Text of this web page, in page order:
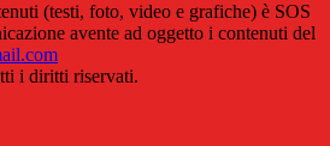
(testi, foto, video e grafiche) è SOS
avente ad oggetto i contenuti del
i diritti riservati.